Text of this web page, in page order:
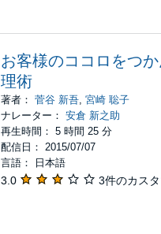
お客様のココロをつ
理術
著者： 菅谷 新吾, 宮崎 聡子
ナレーター： 安倉 新之助
再生時間： 5 時間 25 分
配信日： 2015/07/07
言語： 日本語
3.0 3件のカス